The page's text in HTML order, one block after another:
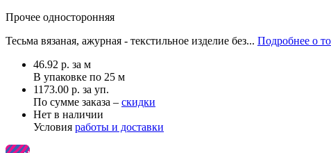
Прочее односторонняя
Тесьма вязаная, ажурная - текстильное изделие без... Подробнее о
46.92 р. за м
В упаковке по 25 м
1173.00 р. за уп.
По сумме заказа – скидки
Нет в наличии
Условия работы и доставки